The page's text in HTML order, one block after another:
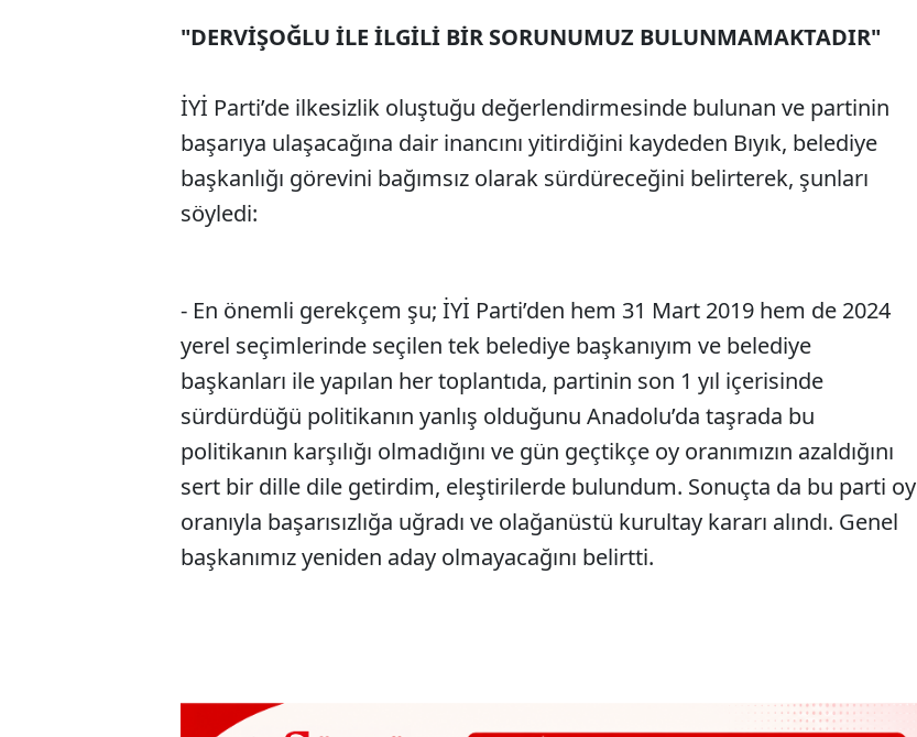
Sesi Aç
"DERVİŞOĞLU İLE İLGİLİ BİR SORUNUMUZ BULUNMAMAKTADIR"
İYİ Parti’de ilkesizlik oluştuğu değerlendirmesinde bulunan ve partinin
başarıya ulaşacağına dair inancını yitirdiğini kaydeden Bıyık, belediye
başkanlığı görevini bağımsız olarak sürdüreceğini belirterek, şunları
söyledi:
- En önemli gerekçem şu; İYİ Parti’den hem 31 Mart 2019 hem de 2024
yerel seçimlerinde seçilen tek belediye başkanıyım ve belediye
başkanları ile yapılan her toplantıda, partinin son 1 yıl içerisinde
sürdürdüğü politikanın yanlış olduğunu Anadolu’da taşrada bu
politikanın karşılığı olmadığını ve gün geçtikçe oy oranımızın azaldığını
sert bir dille dile getirdim, eleştirilerde bulundum. Sonuçta da bu parti oy
oranıyla başarısızlığa uğradı ve olağanüstü kurultay kararı alındı. Genel
başkanımız yeniden aday olmayacağını belirtti.